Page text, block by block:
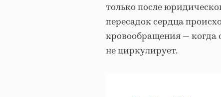
только после
пересадок сердца
кровообращения — когда
не циркулирует.